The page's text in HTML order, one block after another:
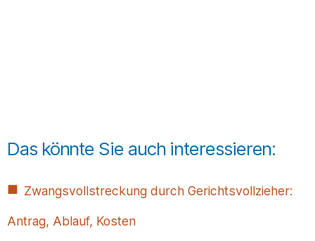
Das könnte Sie auch interessieren:
Zwangsvollstreckung durch Gerichtsvollzieher:
Antrag, Ablauf, Kosten